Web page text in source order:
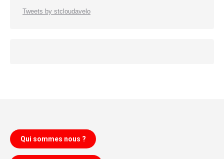
Tweets by stcloudavelo
Qui sommes nous ?